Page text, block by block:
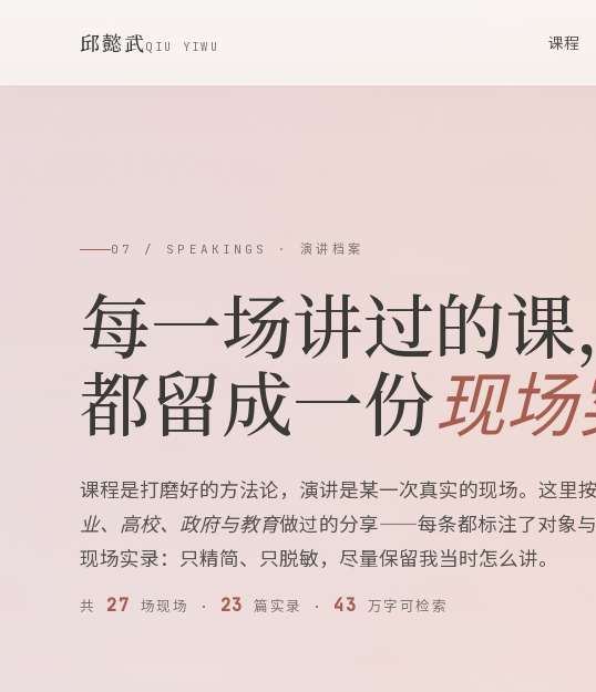
邱懿武QIU YIWU 课程
07 / SPEAKINGS · 演讲档案
每一场讲过的课，
都留成一份现
课程是打磨好的方法论，演讲是某一次真实的现场。这里
业、高校、政府与教育做过的分享——每条都标注了对象
现场实录：只精简、只脱敏，尽量保留我当时怎么讲。
共 27 场现场 · 23 篇实录 · 43 万字可检索